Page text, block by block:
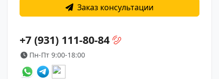
Заказ консультации
+7 (931) 111-80-84
Пн-Пт 9:00-18:00